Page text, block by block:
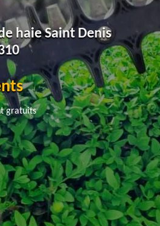
haie Saint Denis
gratuits